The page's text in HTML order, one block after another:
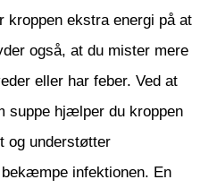
kroppen ekstra energi på at
også, at du mister mere
eller har feber. Ved at
suppe hjælper du kroppen
og understøtter
infektionen. En